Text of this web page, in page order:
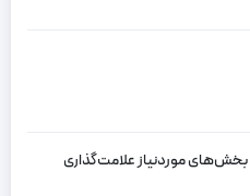
بخش‌های موردنیاز علامت‌گذاری